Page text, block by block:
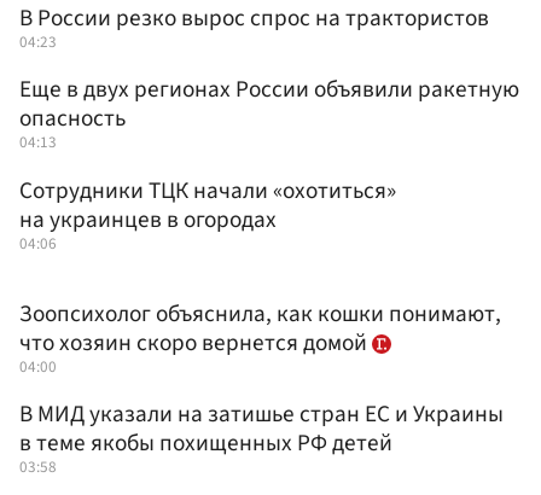
В России резко вырос спрос на трактористов
04:23
Еще в двух регионах России объявили ракетную
опасность
04:13
Сотрудники ТЦК начали «охотиться»
на украинцев в огородах
04:06
Зоопсихолог объяснила, как кошки понимают,
что хозяин скоро вернется домой
04:00
В МИД указали на затишье стран ЕС и Украины
в теме якобы похищенных РФ детей
03:58